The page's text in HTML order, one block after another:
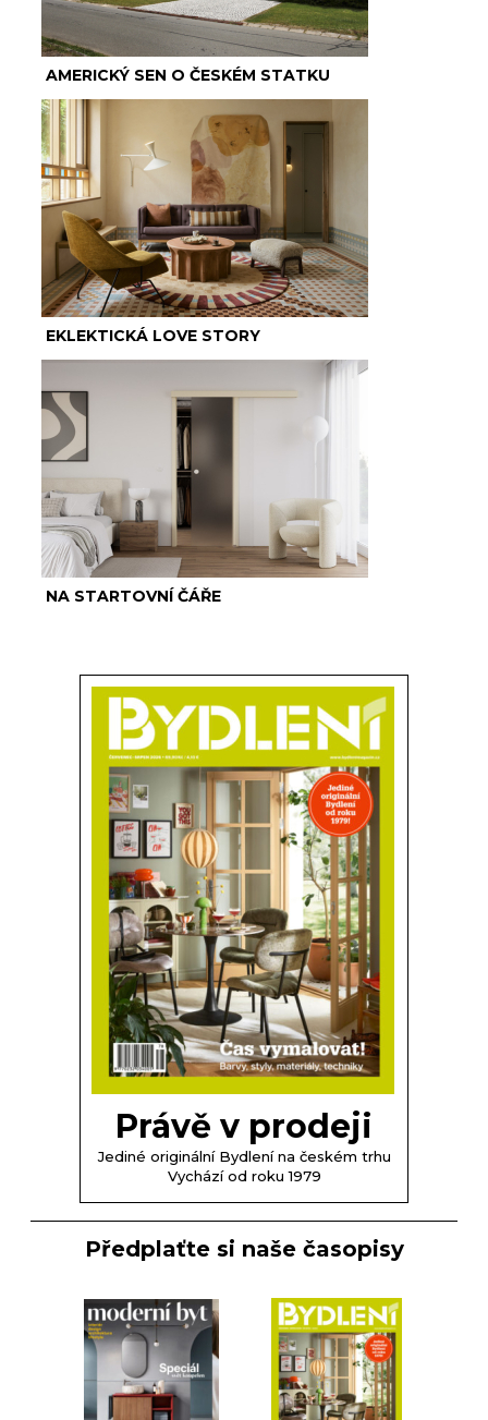
AMERICKÝ SEN O ČESKÉM STATKU
EKLEKTICKÁ LOVE STORY
NA STARTOVNÍ ČÁŘE
Právě v prodeji
Jediné originální Bydlení na českém trhu
Vychází od roku 1979
Předplaťte si naše časopisy